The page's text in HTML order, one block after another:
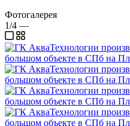
Фотогалерея
1/4 —